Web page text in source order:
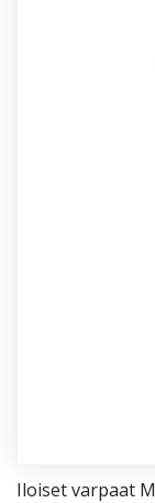
Iloi­set var­paat